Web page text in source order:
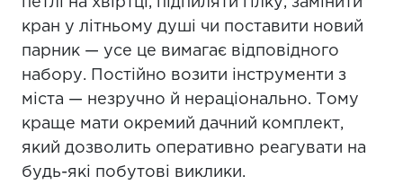
кран у літньому душі чи поставити новий
парник — усе це вимагає відповідного
набору. Постійно возити інструменти з
міста — незручно й нераціонально. Тому
краще мати окремий дачний комплект,
який дозволить оперативно реагувати на
будь-які побутові виклики.